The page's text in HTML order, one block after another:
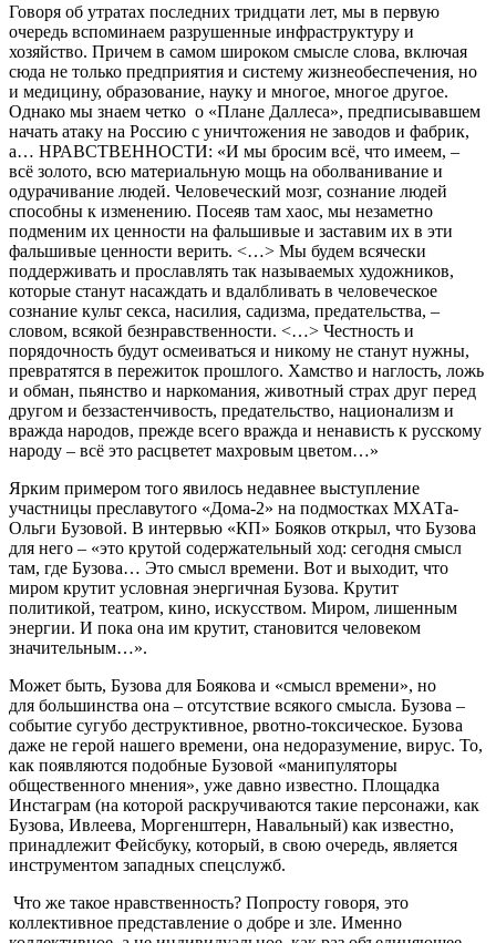
Говоря об утратах последних тридцати лет, мы в первую
очередь вспоминаем разрушенные инфраструктуру и
хозяйство. Причем в самом широком смысле слова, включая
сюда не только предприятия и систему жизнеобеспечения, но
и медицину, образование, науку и многое, многое другое.
Однако мы знаем четко о «Плане Даллеса», предписывавшем
начать атаку на Россию с уничтожения не заводов и фабрик,
а… НРАВСТВЕННОСТИ: «И мы бросим всё, что имеем, –
всё золото, всю материальную мощь на оболванивание и
одурачивание людей. Человеческий мозг, сознание людей
способны к изменению. Посеяв там хаос, мы незаметно
подменим их ценности на фальшивые и заставим их в эти
фальшивые ценности верить. <…> Мы будем всячески
поддерживать и прославлять так называемых художников,
которые станут насаждать и вдалбливать в человеческое
сознание культ секса, насилия, садизма, предательства, –
словом, всякой безнравственности. <…> Честность и
порядочность будут осмеиваться и никому не станут нужны,
превратятся в пережиток прошлого. Хамство и наглость, ложь
и обман, пьянство и наркомания, животный страх друг перед
другом и беззастенчивость, предательство, национализм и
вражда народов, прежде всего вражда и ненависть к русскому
народу – всё это расцветет махровым цветом…»
Ярким примером того явилось недавнее выступление
участницы преславутого «Дома-2» на подмостках МХАТа-
Ольги Бузовой. В интервью «КП» Бояков открыл, что Бузова
для него – «это крутой содержательный ход: сегодня смысл
там, где Бузова… Это смысл времени. Вот и выходит, что
миром крутит условная энергичная Бузова. Крутит
политикой, театром, кино, искусством. Миром, лишенным
энергии. И пока она им крутит, становится человеком
значительным…».
Может быть, Бузова для Боякова и «смысл времени», но
для большинства она – отсутствие всякого смысла. Бузова –
событие сугубо деструктивное, рвотно-токсическое. Бузова
даже не герой нашего времени, она недора­зумение, вирус. То,
как появляются подобные Бузовой «манипуляторы
общественного мнения», уже давно известно. Площадка
Инстаграм (на которой раскручиваются такие персонажи, как
Бузова, Ивлеева, Моргенштерн, Навальный) как известно,
принадлежит Фейсбуку, который, в свою очередь, является
инструментом западных спецслужб.
Что же такое нравственность? Попросту говоря, это
коллективное представление о добре и зле. Именно